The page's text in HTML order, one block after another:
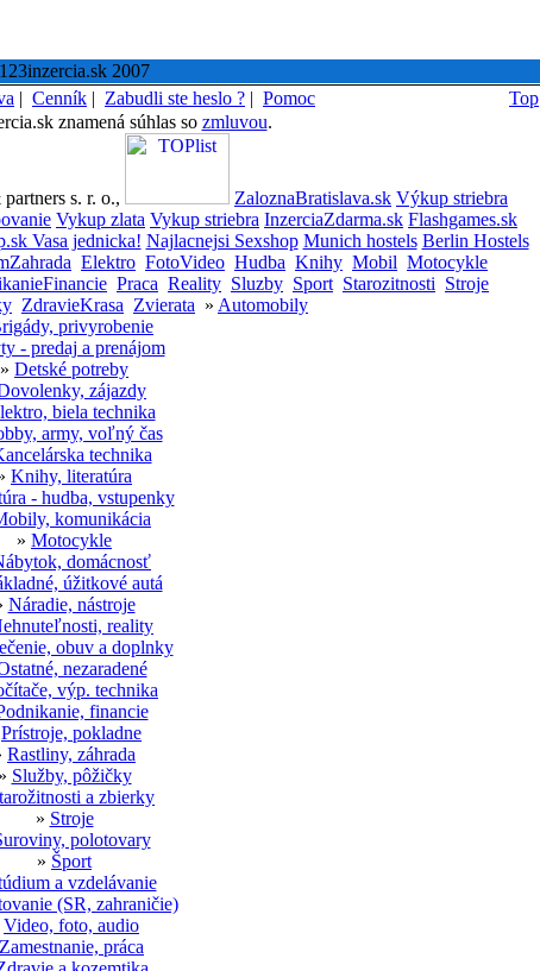
2007
| Cenník | Zabudli ste heslo ? | Pomoc
Top
znamená súhlas so zmluvou.
s. r. o., ZaloznaBratislava.sk Výkup striebra
Vykup zlata Vykup striebra InzerciaZdarma.sk Flashgames.sk
Vasa jednicka! Najlacnejsi Sexshop Munich hostels Berlin Hostels
Elektro FotoVideo Hudba Knihy Mobil Motocykle
Praca Reality Sluzby Sport Starozitnosti Stroje
ZdravieKrasa Zvierata » Automobily
privyrobenie
- predaj a prenájom
» Detské potreby
zájazdy
biela technika
army, voľný čas
technika
Knihy, literatúra
- hudba, vstupenky
komunikácia
» Motocykle
domácnosť
úžitkové autá
Náradie, nástroje
reality
obuv a doplnky
nezaradené
výp. technika
financie
Prístroje, pokladne
Rastliny, záhrada
» Služby, pôžičky
a zbierky
» Stroje
polotovary
» Šport
a vzdelávanie
(SR, zahraničie)
Video, foto, audio
Zamestnanie, práca